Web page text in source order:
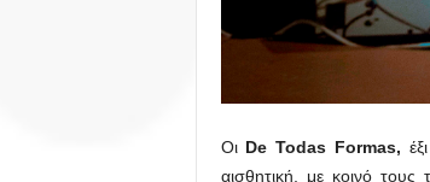
Οι De Todas Formas,
αισθητική, με κοινό